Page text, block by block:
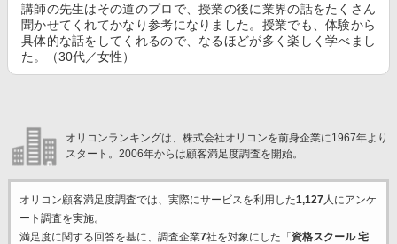
講師の先生はその道のプロで、授業の後に業界の話をたくさん
聞かせてくれてかなり参考になりました。授業でも、体験から
具体的な話をしてくれるので、なるほどが多く楽しく学べまし
た。（30代／女性）
オリコンランキングは、株式会社オリコンを前身企業に1967年より
スタート。2006年からは顧客満足度調査を開始。
オリコン顧客満足度調査では、実際にサービスを利用した1,127人にアンケ
ート調査を実施。
満足度に関する回答を基に、調査企業7社を対象にした「 資格スクール 宅